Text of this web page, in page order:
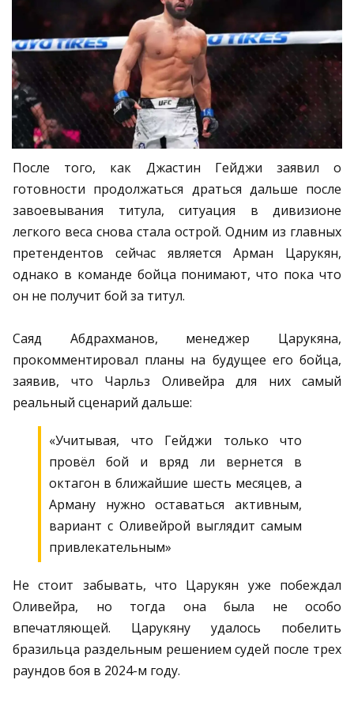
После того, как Джастин Гейджи заявил о
готовности продолжаться драться дальше после
завоевывания титула, ситуация в дивизионе
легкого веса снова стала острой. Одним из главных
претендентов сейчас является Арман Царукян,
однако в команде бойца понимают, что пока что
он не получит бой за титул.
Саяд Абдрахманов, менеджер Царукяна,
прокомментировал планы на будущее его бойца,
заявив, что Чарльз Оливейра для них самый
реальный сценарий дальше:
«Учитывая, что Гейджи только что
провёл бой и вряд ли вернется в
октагон в ближайшие шесть месяцев, а
Арману нужно оставаться активным,
вариант с Оливейрой выглядит самым
привлекательным»
Не стоит забывать, что Царукян уже побеждал
Оливейра, но тогда она была не особо
впечатляющей. Царукяну удалось побелить
бразильца раздельным решением судей после трех
раундов боя в 2024-м году.